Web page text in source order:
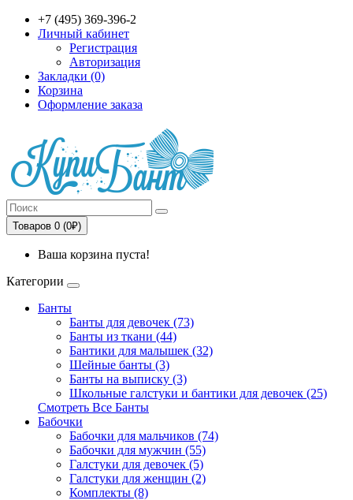
+7 (495) 369-396-2
Личный кабинет
Регистрация
Авторизация
Закладки (0)
Корзина
Оформление заказа
Товаров 0 (0₽)
Ваша корзина пуста!
Категории
Банты
Банты для девочек (73)
Банты из ткани (44)
Бантики для малышек (32)
Шейные банты (3)
Банты на выписку (3)
Школьные галстуки и бантики для девочек (25)
Смотреть Все Банты
Бабочки
Бабочки для мальчиков (74)
Бабочки для мужчин (55)
Галстуки для девочек (5)
Галстуки для женщин (2)
Комплекты (8)